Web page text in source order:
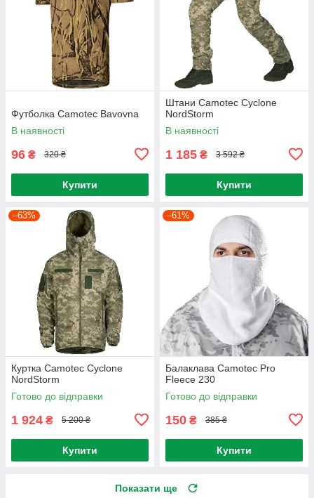
Футболка Camotec Bavovna
В наявності
96 ₴ 320 ₴
Купити
Штани Camotec Cyclone
NordStorm
В наявності
1 185 ₴ 3 592 ₴
Купити
–63%
Куртка Camotec Cyclone
NordStorm
Готово до відправки
1 924 ₴ 5 200 ₴
Купити
–61%
Балаклава Camotec Pro
Fleece 230
Готово до відправки
150 ₴ 385 ₴
Купити
Показати ще